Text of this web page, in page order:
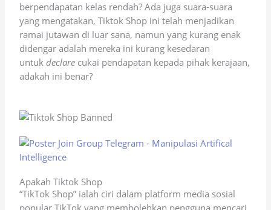
berpendapatan kelas rendah? Ada juga suara-suara
yang mengatakan, Tiktok Shop ini telah menjadikan
ramai jutawan di luar sana, namun yang kurang enak
didengar adalah mereka ini kurang kesedaran
untukdeclare cukai pendapatan kepada pihak kerajaan,
adakah ini benar?
Apakah Tiktok Shop
“TikTok Shop” ialah ciri dalam platform media sosial